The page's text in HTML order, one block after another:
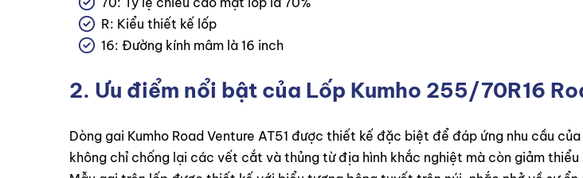
R: Kiểu thiết kế lốp
16: Đường kính mâm là 16 inch
2. Ưu điểm nổi bật của Lốp Kumho 255/70R16
Dòng gai Kumho Road Venture AT51 được thiết kế đặc biệt để đáp ứng nhu cầu
không chỉ chống lại các vết cắt và thủng từ địa hình khắc nghiệt mà còn giảm